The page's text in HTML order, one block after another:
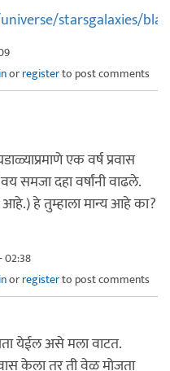
starsgalaxies/
orregisterto post comments
एक वर्ष प्रवास
समजा दहा वर्षांनी वाढले.
हे तुम्हाला मान्य आहे का?
02:38
orregisterto post comments
येईल असे मला वाटत.